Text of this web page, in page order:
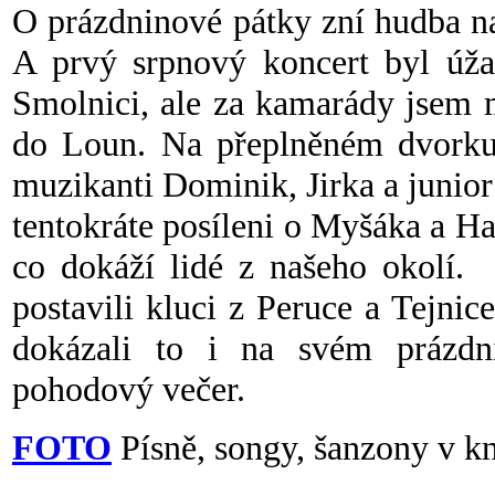
O prázdninové pátky zní hudba
A prvý srpnový koncert byl
Smolnici, ale za kamarády
do Loun. Na přeplněném
muzikanti Dominik, Jirka a
tentokráte posíleni o Myšáka a
co dokáží lidé z našeho okolí.
postavili kluci z Peruce a
dokázali to i na svém
pohodový večer.
FOTO Písně, songy, šanzony v